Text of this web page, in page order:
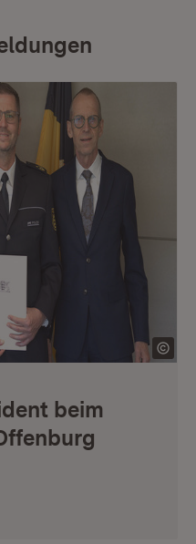
beim